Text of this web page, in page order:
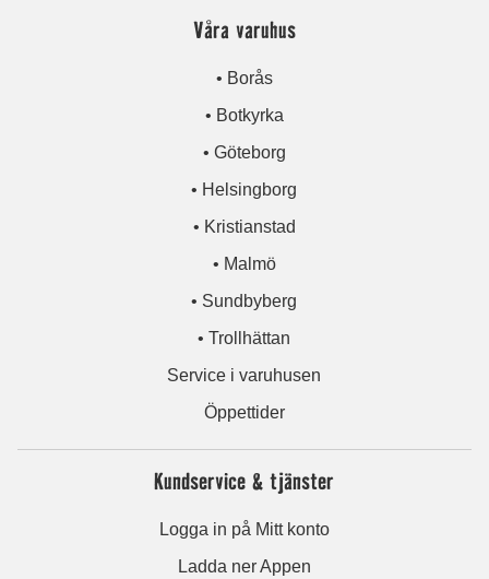
Våra varuhus
• Borås
• Botkyrka
• Göteborg
• Helsingborg
• Kristianstad
• Malmö
• Sundbyberg
• Trollhättan
Service i varuhusen
Öppettider
Kundservice & tjänster
Logga in på Mitt konto
Ladda ner Appen